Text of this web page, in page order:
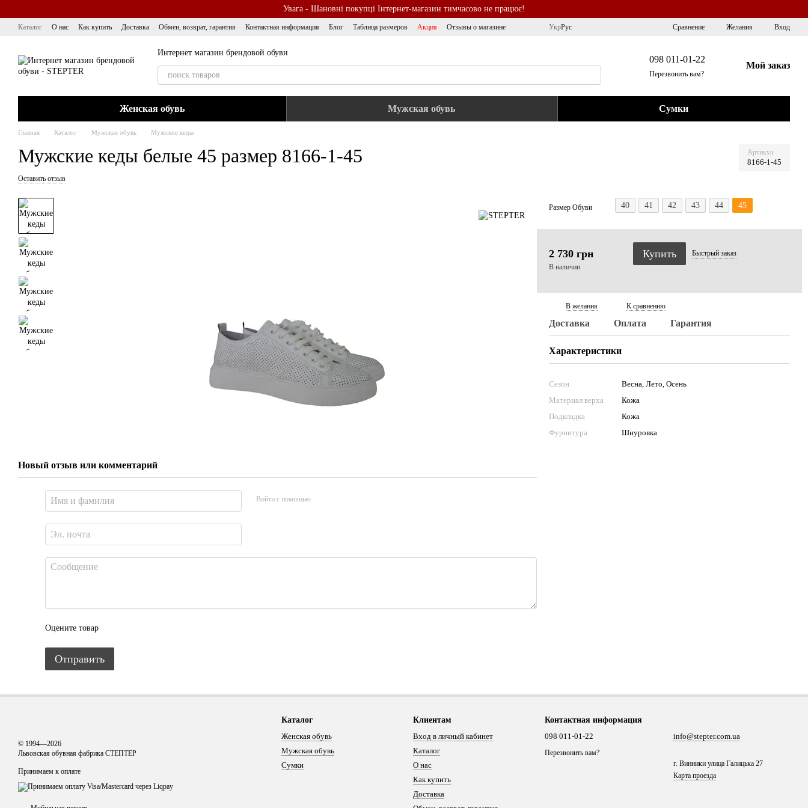
Увага - Шановні покупці Інтернет-магазин тимчасово не працює!
Каталог О нас Как купить Доставка Обмен, возврат, гарантия Контактная информация Блог Таблица размеров Акция Отзывы о магазине УкрРус Сравнение Желания Вход
Интернет магазин брендовой обуви
098 011-01-22
Перезвонить вам?
Мой заказ
Женская обувь Мужская обувь Сумки
Главная Каталог Мужская обувь Мужские кеды
Мужские кеды белые 45 размер 8166-1-45 Артикул
8166-1-45
Оставить отзыв
Новый отзыв или комментарий
Войти с помощью
Оцените товар
Отправить
Размер Обуви 40 41 42 43 44 45
2 730 грн
В наличии
Купить Быстрыйзаказ
В желания К сравнению
Доставка Оплата Гарантия
Характеристики
Сезон
Весна, Лето, Осень
Материал верха
Кожа
Подкладка
Кожа
Фурнитура
Шнуровка
© 1994—2026
Львовская обувная фабрика СТЕПТЕР
Принимаем к оплате
Каталог
Женская обувь
Мужская обувь
Сумки
Клиентам
Вход в личный кабинет
Каталог
О нас
Как купить
Доставка
Контактная информация
098 011-01-22
Перезвонить вам?
info@stepter.com.ua
г. Винники улица Галицька 27
Карта проезда